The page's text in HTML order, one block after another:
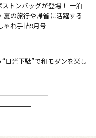
ストンバッグが登場！ 一泊
の旅行や帰省に活躍する
れ手帖9月号
日光下駄”で和モダンを楽し